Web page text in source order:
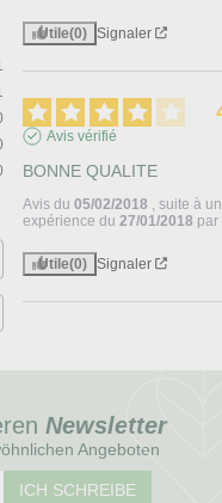
Utile(0) Signaler
Avis vérifié
BONNE QUALITE
Avis du05/02/2018 , suite à
expérience du27/01/2018 par
Utile(0) Signaler
Newsletter
Angeboten
ICH SCHREIBE